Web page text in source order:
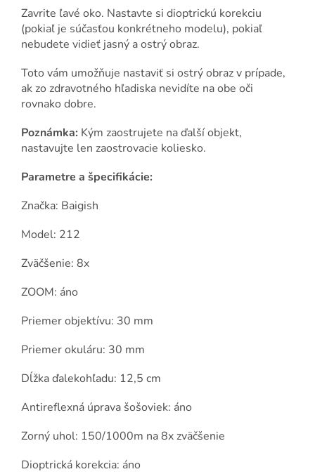
Zavrite ľavé oko. Nastavte si dioptrickú korekciu
(pokiaľ je súčasťou konkrétneho modelu), pokiaľ
nebudete vidieť jasný a ostrý obraz.
Toto vám umožňuje nastaviť si ostrý obraz v prípade,
ak zo zdravotného hľadiska nevidíte na obe oči
rovnako dobre.
Poznámka: Kým zaostrujete na ďalší objekt,
nastavujte len zaostrovacie koliesko.
Parametre a špecifikácie:
Značka: Baigish
Model: 212
Zväčšenie: 8x
ZOOM: áno
Priemer objektívu: 30 mm
Priemer okuláru: 30 mm
Dĺžka ďalekohľadu: 12,5 cm
Antireflexná úprava šošoviek: áno
Zorný uhol: 150/1000m na 8x zväčšenie
Dioptrická korekcia: áno